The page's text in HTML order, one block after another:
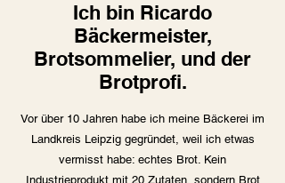
Ich bin Ricardo
Bäckermeister,
Brotsommelier, und der
Brotprofi.
Vor über 10 Jahren habe ich meine Bäckerei im
Landkreis Leipzig gegründet, weil ich etwas
vermisst habe: echtes Brot. Kein
Industrieprodukt mit 20 Zutaten, sondern Brot